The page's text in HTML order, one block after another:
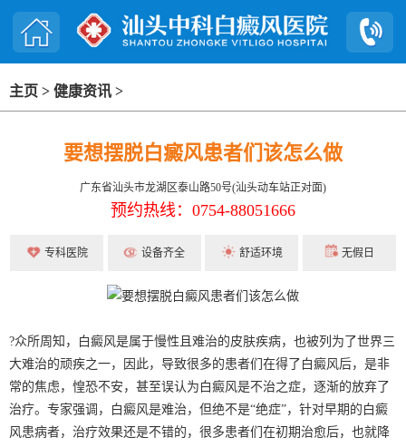
主页 > 健康资讯 >
要想摆脱白癜风患者们该怎么做
广东省汕头市龙湖区泰山路50号(汕头动车站正对面)
预约热线：0754-88051666
专科医院 设备齐全 舒适环境 无假日
?众所周知，白癜风是属于慢性且难治的皮肤疾病，也被列为了世界三
大难治的顽疾之一，因此，导致很多的患者们在得了白癜风后，是非
常的焦虑，惶恐不安，甚至误认为白癜风是不治之症，逐渐的放弃了
治疗。专家强调，白癜风是难治，但绝不是“绝症”，针对早期的白癜
风患病者，治疗效果还是不错的，很多患者们在初期治愈后，也就降